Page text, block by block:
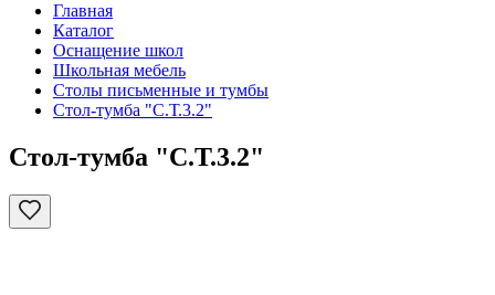
Главная
Каталог
Оснащение школ
Школьная мебель
Столы письменные и тумбы
Стол-тумба "С.Т.3.2"
Стол-тумба "С.Т.3.2"